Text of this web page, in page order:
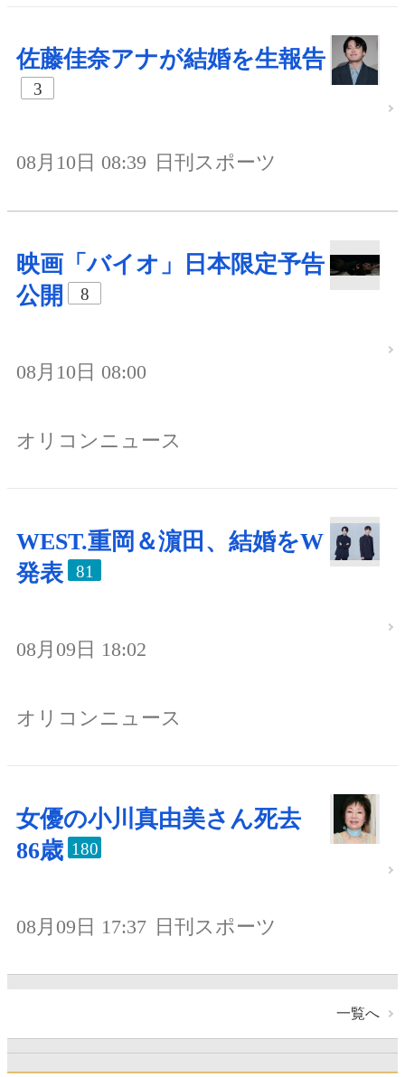
佐藤佳奈アナが結婚を生報告
3
08月10日 08:39 日刊スポーツ
映画「バイオ」日本限定予告
公開
8
08月10日 08:00
オリコンニュース
WEST.重岡＆濵田、結婚をW
発表
81
08月09日 18:02
オリコンニュース
女優の小川真由美さん死去
86歳 180
08月09日 17:37 日刊スポーツ
一覧へ